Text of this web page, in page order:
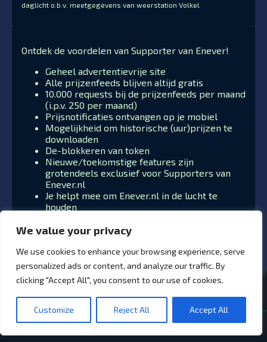
We value your privacy
We use cookies to enhance your browsing experience, serve
personalized ads or content, and analyze our traffic. By
clicking "Accept All", you consent to our use of cookies.
Customize Reject All Accept All
daglicht o.b.v. meetgegevens van weerstation Volkel
Ontdek de voordelen van Supporter van Enever!
Geheel advertentievrije site
Alle prijzenfeeds blijven altijd gratis
10.000 requests bij de prijzenfeeds per maand
(i.p.v. 250 per maand)
Prijsnotificaties ontvangen op je mobiel
Mogelijkheid om historische (uur)prijzen te
downloaden
De-blokkeren van token
Nieuwe/toekomstige features zijn
grotendeels exclusief voor Supporters van
Enever.nl
Je helpt mee om Enever.nl in de lucht te
houden